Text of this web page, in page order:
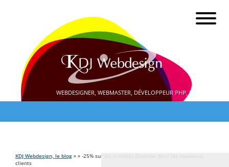
WEBDESIGNER, WEBMASTER, DÉVELOPPEUR PHP, SEO
KDJ Webdesign, le blog » » -25% sur les produits Gourmet pour les nouveaux
clients